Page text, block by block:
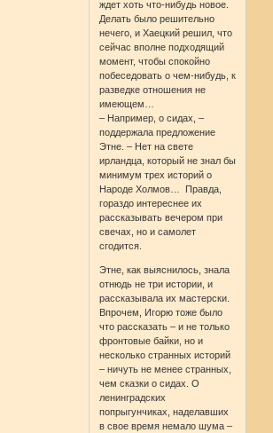
ждет хоть что-нибудь новое.
Делать было решительно
нечего, и Хаецкий решил, что
сейчас вполне подходящий
момент, чтобы спокойно
побеседовать о чем-нибудь, к
разведке отношения не
имеющем…
– Например, о сидах, –
поддержала предложение
Этне. – Нет на свете
ирландца, который не знал бы
минимум трех историй о
Народе Холмов… Правда,
гораздо интереснее их
рассказывать вечером при
свечах, но и самолет
сгодится.
Этне, как выяснилось, знала
отнюдь не три истории, и
рассказывала их мастерски.
Впрочем, Игорю тоже было
что рассказать – и не только
фронтовые байки, но и
несколько странных историй
– ничуть не менее странных,
чем сказки о сидах. О
ленинградских
попрыгунчиках, наделавших
в свое время немало шума –